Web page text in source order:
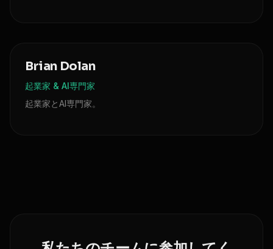
Brian Dolan
起業家 & AI専門家
起業家とAI専門家。